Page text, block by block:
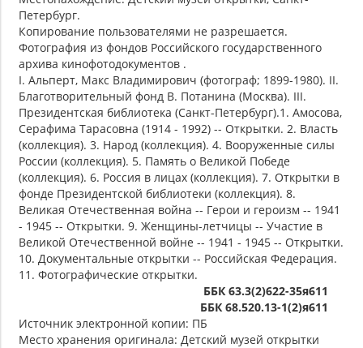
Петербург.
Копирование пользователями не разрешается.
Фотография из фондов Российского государственного
архива кинофотодокументов .
I. Альперт, Макс Владимирович (фотограф; 1899-1980). II.
Благотворительный фонд В. Потанина (Москва). III.
Президентская библиотека (Санкт-Петербург).1. Амосова,
Серафима Тарасовна (1914 - 1992) -- Открытки. 2. Власть
(коллекция). 3. Народ (коллекция). 4. Вооруженные силы
России (коллекция). 5. Память о Великой Победе
(коллекция). 6. Россия в лицах (коллекция). 7. Открытки в
фонде Президентской библиотеки (коллекция). 8.
Великая Отечественная война -- Герои и героизм -- 1941
- 1945 -- Открытки. 9. Женщины-летчицы -- Участие в
Великой Отечественной войне -- 1941 - 1945 -- Открытки.
10. Документальные открытки -- Российская Федерация.
11. Фотографические открытки.
ББК 63.3(2)622-35я611
ББК 68.520.13-1(2)я611
Источник электронной копии: ПБ
Место хранения оригинала: Детский музей открытки